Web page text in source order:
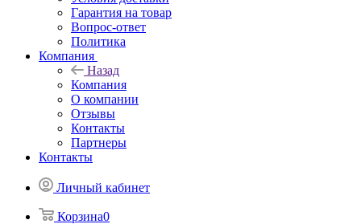
Гарантия на товар
Вопрос-ответ
Политика
Компания
Назад
Компания
О компании
Отзывы
Контакты
Партнеры
Контакты
Личный кабинет
Корзина0